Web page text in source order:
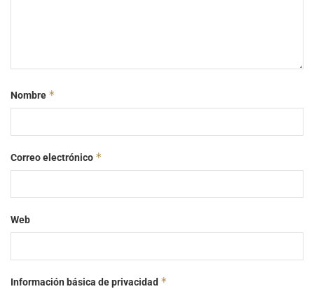
Nombre *
Correo electrónico *
Web
Información básica de privacidad *